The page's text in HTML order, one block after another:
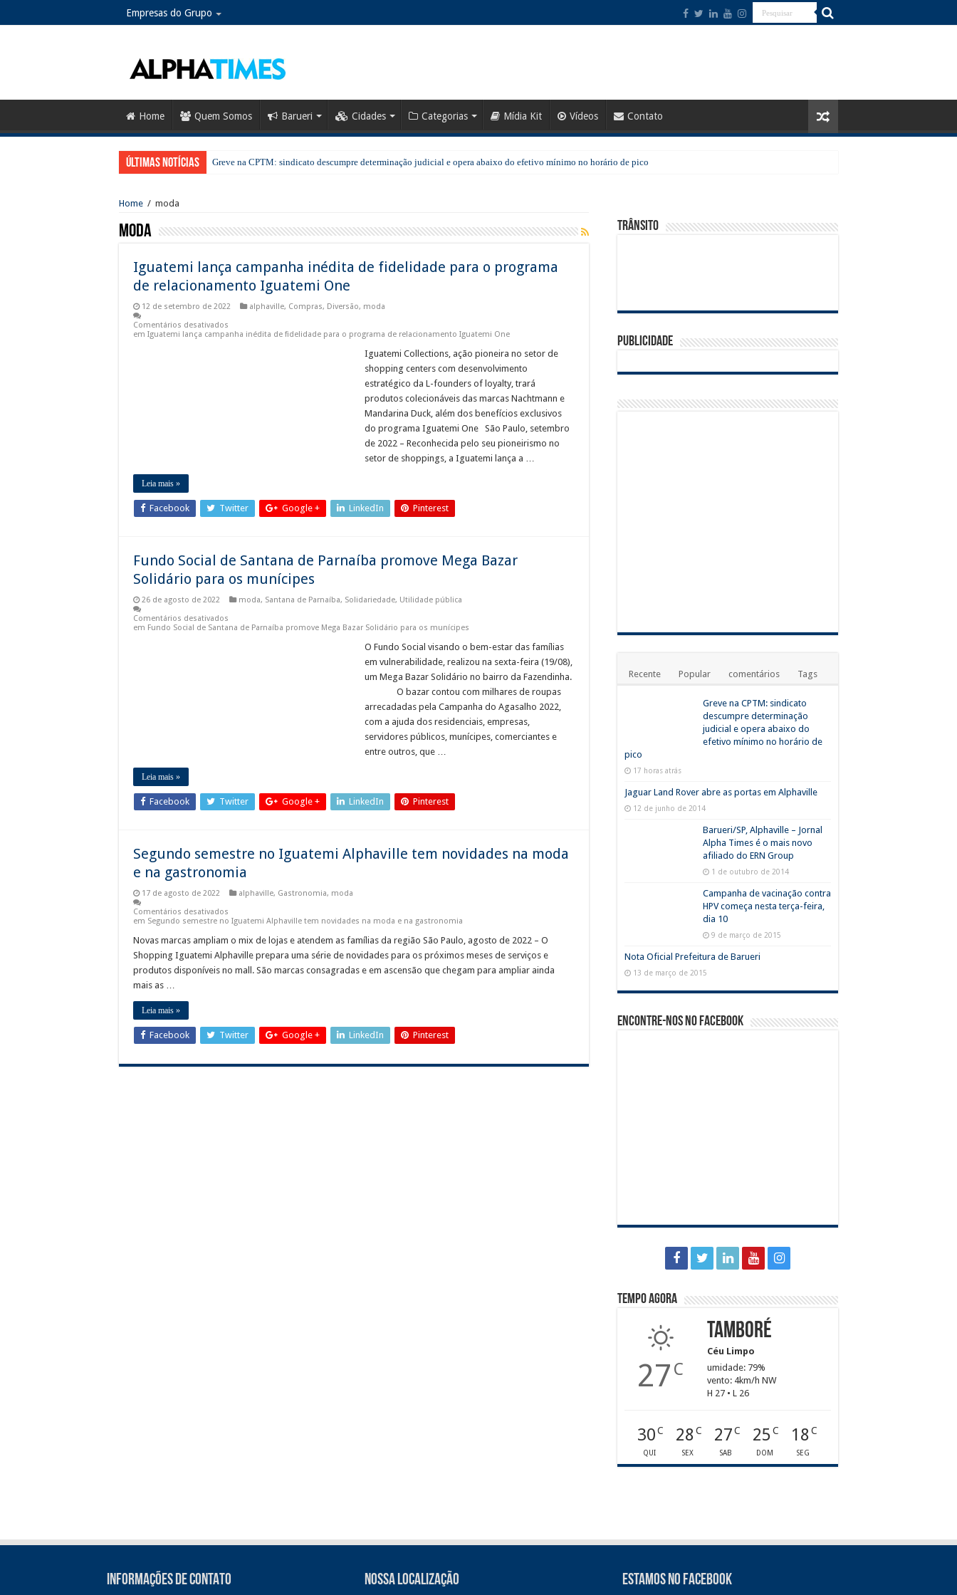
Empresas do Grupo
Home Quem Somos Barueri Cidades Categorias Mídia Kit Vídeos Contato
Últimas notícias Greve na CPTM: sindicato descumpre determinação judicial e opera abaixo do efetivo mínimo no horário de pico
Santana de Parnaíba terá novo espaço para lazer, convivência e qualidade de vida
Mais cuidado desde a gestação: prefeitura entrega 107 kits do programa Mãe Parnaibana
Dia dos Pais no Shopping Tamboré tem sorteio de motocicleta Ducati e vinho argentino na promoção Compre & Ganhe
Obras da semana: recuperação de passarelas e reparos em defensas estão entre as intervenções da Ecovias Raposo Castello
Home / moda
moda
Iguatemi lança campanha inédita de fidelidade para o programa
de relacionamento Iguatemi One
12 de setembro de 2022 alphaville, Compras, Diversão, moda
Comentários desativados
em Iguatemi lança campanha inédita de fidelidade para o programa de relacionamento Iguatemi One
Iguatemi Collections, ação pioneira no setor de
shopping centers com desenvolvimento
estratégico da L-founders of loyalty, trará
produtos colecionáveis das marcas Nachtmann e
Mandarina Duck, além dos benefícios exclusivos
do programa Iguatemi One São Paulo, setembro
de 2022 – Reconhecida pelo seu pioneirismo no
setor de shoppings, a Iguatemi lança a …
Leia mais »
Facebook Twitter Google + LinkedIn Pinterest
Fundo Social de Santana de Parnaíba promove Mega Bazar
Solidário para os munícipes
26 de agosto de 2022 moda, Santana de Parnaíba, Solidariedade, Utilidade pública
Comentários desativados
em Fundo Social de Santana de Parnaíba promove Mega Bazar Solidário para os munícipes
O Fundo Social visando o bem-estar das famílias
em vulnerabilidade, realizou na sexta-feira (19/08),
um Mega Bazar Solidário no bairro da Fazendinha.
O bazar contou com milhares de roupas
arrecadadas pela Campanha do Agasalho 2022,
com a ajuda dos residenciais, empresas,
servidores públicos, munícipes, comerciantes e
entre outros, que …
Leia mais »
Facebook Twitter Google + LinkedIn Pinterest
Segundo semestre no Iguatemi Alphaville tem novidades na moda
e na gastronomia
17 de agosto de 2022 alphaville, Gastronomia, moda
Comentários desativados
em Segundo semestre no Iguatemi Alphaville tem novidades na moda e na gastronomia
Novas marcas ampliam o mix de lojas e atendem as famílias da região São Paulo, agosto de 2022 – O
Shopping Iguatemi Alphaville prepara uma série de novidades para os próximos meses de serviços e
produtos disponíveis no mall. São marcas consagradas e em ascensão que chegam para ampliar ainda
mais as …
Leia mais »
Facebook Twitter Google + LinkedIn Pinterest
Trânsito
Publicidade
Recente Popular comentários Tags
Greve na CPTM: sindicato
descumpre determinação
judicial e opera abaixo do
efetivo mínimo no horário de
pico
17 horas atrás
Jaguar Land Rover abre as portas em Alphaville
12 de junho de 2014
Barueri/SP, Alphaville – Jornal
Alpha Times é o mais novo
afiliado do ERN Group
1 de outubro de 2014
Campanha de vacinação contra
HPV começa nesta terça-feira,
dia 10
9 de março de 2015
Nota Oficial Prefeitura de Barueri
13 de março de 2015
Encontre-nos no Facebook
Tempo agora
27 C
Tamboré
Céu Limpo
umidade: 79%
vento: 4km/h NW
H 27 • L 26
30 C
QUI
28 C
SEX
27 C
SAB
25 C
DOM
18 C
SEG
INFORMAÇÕES DE CONTATO Nossa Localização Estamos no Facebook